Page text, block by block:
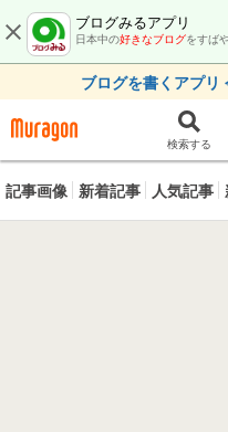
ブログみるアプリ
日本中の好きなブログをすば
ブログを書くアプリ
検索する
記事画像 新着記事 人気記事